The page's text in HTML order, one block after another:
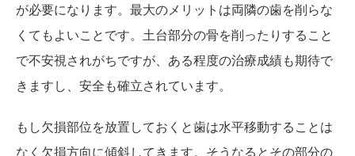
が必要になります。最大のメリットは両隣の歯を削らな
くてもよいことです。土台部分の骨を削ったりすること
で不安視されがちですが、ある程度の治療成績も期待で
きますし、安全も確立されています。
もし欠損部位を放置しておくと歯は水平移動することは
なく欠損方向に傾斜してきます。そうなるとその部分の